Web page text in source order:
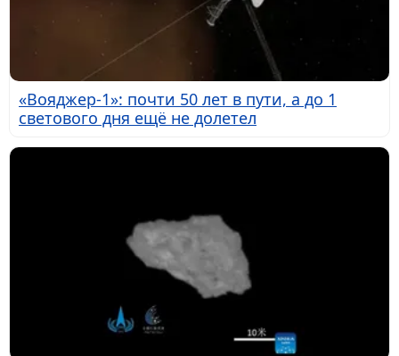
«Вояджер-1»: почти 50 лет в пути, а до 1
светового дня ещё не долетел